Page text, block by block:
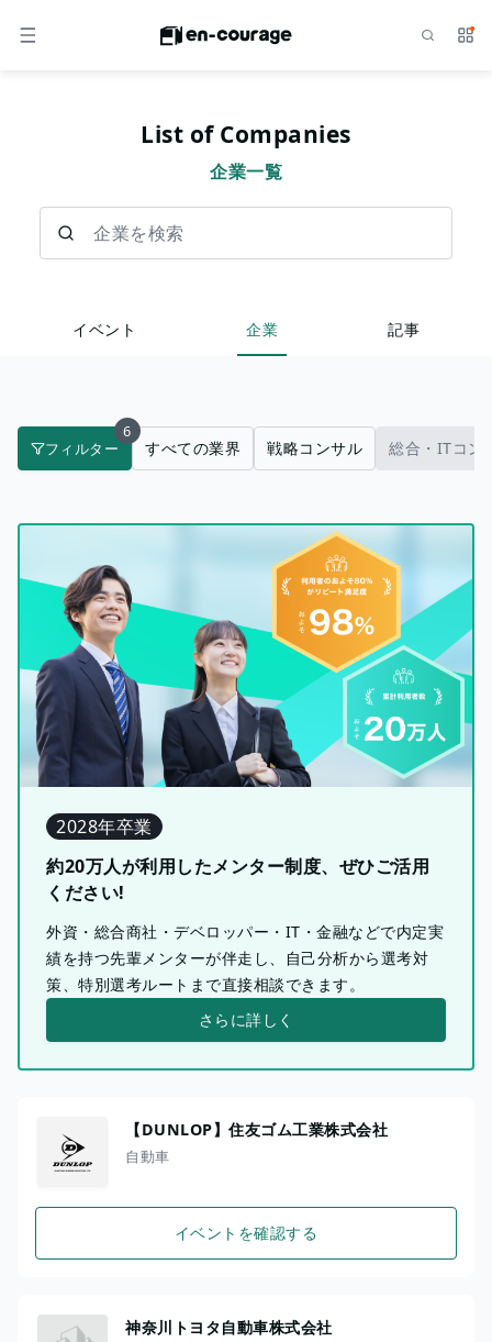
メニュー サ
List of Companies
企業一覧
イベント 企業 記事
フィルター
6
すべての業界 戦略コンサル 総合・ITコン
2028年卒業
約20万人が利用したメンター制度、ぜひご活用
ください!
外資・総合商社・デベロッパー・IT・金融などで内定実
績を持つ先輩メンターが伴走し、自己分析から選考対
策、特別選考ルートまで直接相談できます。
さらに詳しく
【DUNLOP】住友ゴム工業株式会社
自動車
イベントを確認する
神奈川トヨタ自動車株式会社